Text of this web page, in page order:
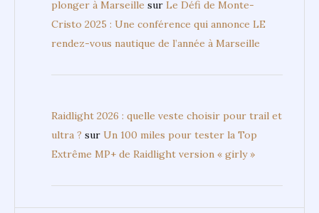
plonger à Marseille sur Le Défi de Monte-
Cristo 2025 : Une conférence qui annonce LE
rendez-vous nautique de l’année à Marseille
Raidlight 2026 : quelle veste choisir pour trail et
ultra ? sur Un 100 miles pour tester la Top
Extrême MP+ de Raidlight version « girly »